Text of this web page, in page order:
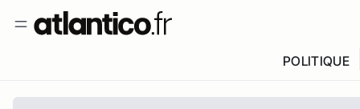
POLITIQUE